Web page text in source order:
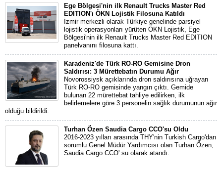
Ege Bölgesi'nin ilk Renault Trucks Master Red
EDITION'ı ÖKN Lojistik Filosuna Katıldı
İzmir merkezli olarak Türkiye genelinde parsiyel
lojistik operasyonları yürüten ÖKN Lojistik, Ege
Bölgesi'nin ilk Renault Trucks Master Red EDITION
panelvanını filosuna kattı.
Karadeniz'de Türk RO-RO Gemisine Dron
Saldırısı: 3 Mürettebatın Durumu Ağır
Novorossiysk açıklarında dron saldırısına uğrayan
Türk RO-RO gemisinde yangın çıktı. Gemide
bulunan 22 mürettebat tahliye edilirken, ilk
belirlemelere göre 3 personelin sağlık durumunun ağır
olduğu bildirildi.
Turhan Özen Saudia Cargo CCO'su Oldu
2016-2023 yılları arasında THY'nin Turkish Cargo'dan
sorumlu Genel Müdür Yardımcısı olan Turhan Özen,
Saudia Cargo CCO' su olarak atandı.